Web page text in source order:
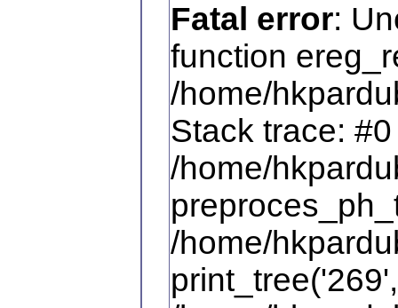
Fatal error:
function
/home/
Stack trace: #0
/home/
/home/